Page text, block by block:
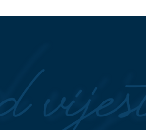
uputilo apel: Zbog suše
OGROMAN ZAOKRETNjemački
energetski gigant diže ruke od